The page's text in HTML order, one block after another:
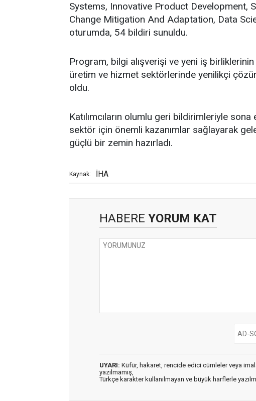
Systems, Innovative Product Development,
Change Mitigation And Adaptation, Data
oturumda, 54 bildiri sunuldu.
Program, bilgi alışverişi ve yeni iş birliklerinin
üretim ve hizmet sektörlerinde yenilikçi
oldu.
Katılımcıların olumlu geri bildirimleriyle
sektör için önemli kazanımlar sağlayarak
güçlü bir zemin hazırladı.
Kaynak: İHA
HABERE YORUM KAT
UYARI: Küfür, hakaret, rencide edici cümleler veya
yazılmamış,
Türkçe karakter kullanılmayan ve büyük harflerle